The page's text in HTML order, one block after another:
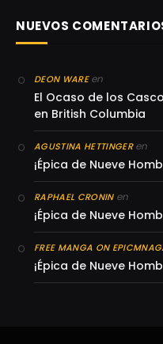
NUEVOS
DEON WAREen
El Ocaso de los
en British Columbia
AGUSTINA HETTINGERen
¡Épica de Nueve
RAPHAEL CRONINen
¡Épica de Nueve
FREE MANGA ON
¡Épica de Nueve